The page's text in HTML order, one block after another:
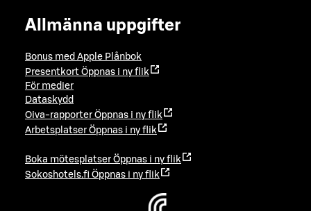
Allmänna uppgifter
Bonus med Apple Plånbok
Presentkort Öppnas i ny flik
För medier
Dataskydd
Oiva-rapporter Öppnas i ny flik
Arbetsplatser Öppnas i ny flik
Boka mötesplatser Öppnas i ny flik
Sokoshotels.fi Öppnas i ny flik